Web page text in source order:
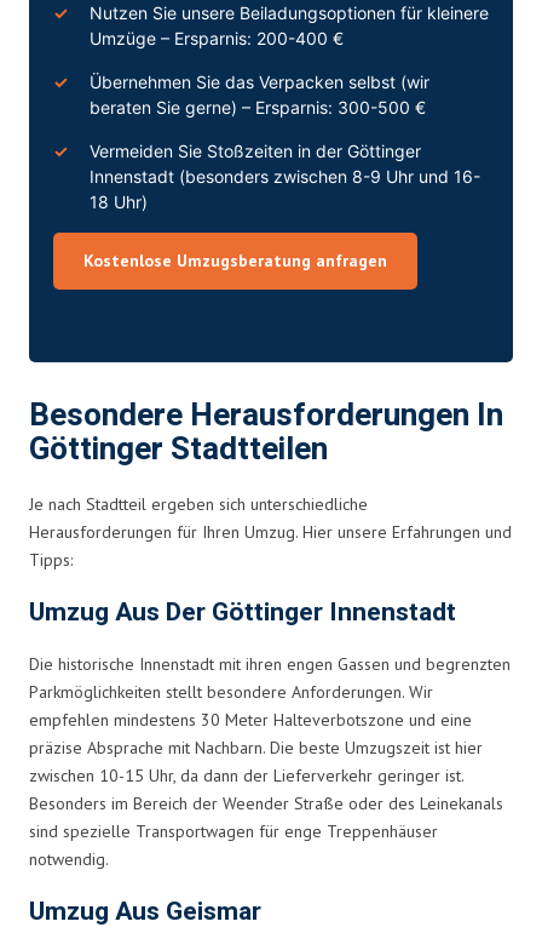
Nutzen Sie unsere Beiladungsoptionen für kleinere
Umzüge – Ersparnis: 200-400 €
Übernehmen Sie das Verpacken selbst (wir
beraten Sie gerne) – Ersparnis: 300-500 €
Vermeiden Sie Stoßzeiten in der Göttinger
Innenstadt (besonders zwischen 8-9 Uhr und 16-
18 Uhr)
Kostenlose Umzugsberatung anfragen
Besondere Herausforderungen In
Göttinger Stadtteilen
Je nach Stadtteil ergeben sich unterschiedliche
Herausforderungen für Ihren Umzug. Hier unsere Erfahrungen und
Tipps:
Umzug Aus Der Göttinger Innenstadt
Die historische Innenstadt mit ihren engen Gassen und begrenzten
Parkmöglichkeiten stellt besondere Anforderungen. Wir
empfehlen mindestens 30 Meter Halteverbotszone und eine
präzise Absprache mit Nachbarn. Die beste Umzugszeit ist hier
zwischen 10-15 Uhr, da dann der Lieferverkehr geringer ist.
Besonders im Bereich der Weender Straße oder des Leinekanals
sind spezielle Transportwagen für enge Treppenhäuser
notwendig.
Umzug Aus Geismar